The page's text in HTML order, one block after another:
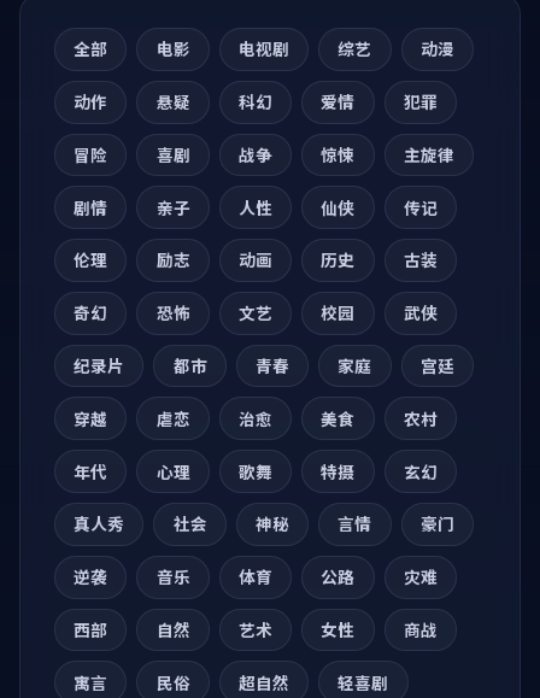
全部 电影 电视剧 综艺 动漫
动作 悬疑 科幻 爱情 犯罪
冒险 喜剧 战争 惊悚 主旋律
剧情 亲子 人性 仙侠 传记
伦理 励志 动画 历史 古装
奇幻 恐怖 文艺 校园 武侠
纪录片 都市 青春 家庭 宫廷
穿越 虐恋 治愈 美食 农村
年代 心理 歌舞 特摄 玄幻
真人秀 社会 神秘 言情 豪门
逆袭 音乐 体育 公路 灾难
西部 自然 艺术 女性 商战
寓言 民俗 超自然 轻喜剧